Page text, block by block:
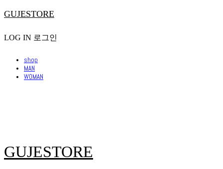
GUJESTORE
LOG IN 로그인
shop
MAN
WOMAN
GUJESTORE